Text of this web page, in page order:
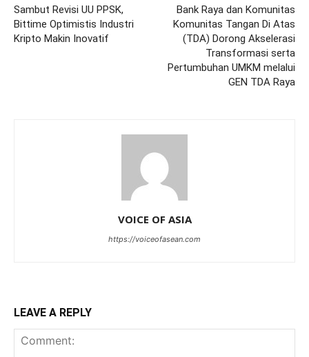
Sambut Revisi UU PPSK,
Bittime Optimistis Industri
Kripto Makin Inovatif
Bank Raya dan Komunitas
Komunitas Tangan Di Atas
(TDA) Dorong Akselerasi
Transformasi serta
Pertumbuhan UMKM melalui
GEN TDA Raya
VOICE OF ASIA
https://voiceofasean.com
LEAVE A REPLY